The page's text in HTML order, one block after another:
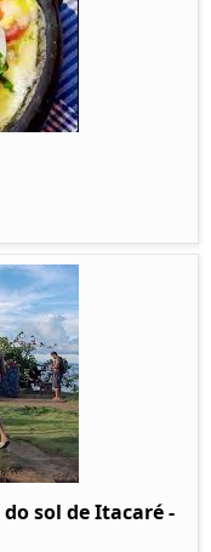
sol de Itacaré -